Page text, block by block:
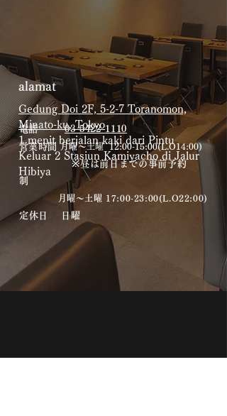
alamat
Gedung Doi 2F, 5-2-7 Toranomon,
Minato-ku, Tokyo
1 menit berjalan kaki dari Pintu
Keluar 2 Stasiun Kamiyacho di Jalur
Hibiya
電話03-5422-1110
​営業時間月曜～土曜12:00-15:00(L.O14:00)
※昼は前日までの事前予約
制
月曜～土曜 17:00-23:00(L.O22:00)​
​定休日 日曜